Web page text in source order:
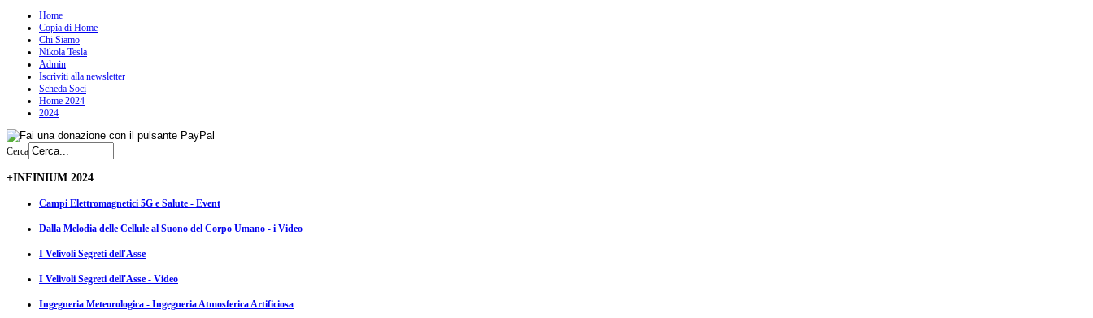
Home
Copia di Home
Chi Siamo
Nikola Tesla
Admin
Iscriviti alla newsletter
Scheda Soci
Home 2024
2024
Cerca
+INFINIUM 2024
Campi Elettromagnetici 5G e Salute - Event
Dalla Melodia delle Cellule al Suono del Corpo Umano - i Video
I Velivoli Segreti dell'Asse
I Velivoli Segreti dell'Asse - Video
Ingegneria Meteorologica - Ingegneria Atmosferica Artificiosa